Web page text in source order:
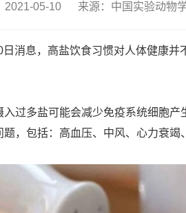
2021-05-10 来源：中国实验动物
息，高盐饮食习惯对人体健康并
多盐可能会减少免疫系统细胞产
，包括：高血压、中风、心力衰竭